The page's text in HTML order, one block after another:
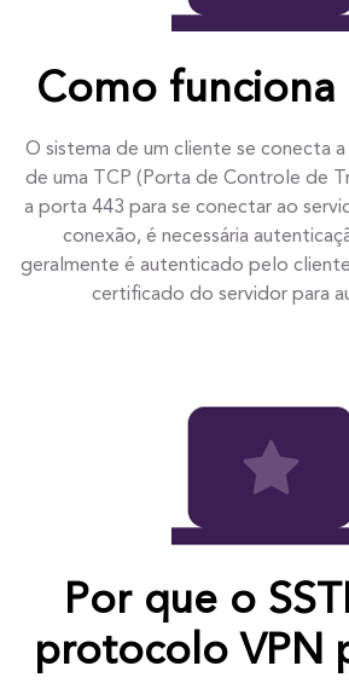
Como funciona
O sistema de um cliente se conecta
de uma TCP (Porta de Controle de
a porta 443 para se conectar ao
conexão, é necessária
geralmente é autenticado pelo
certificado do servidor para
Por que o
protocolo VPN